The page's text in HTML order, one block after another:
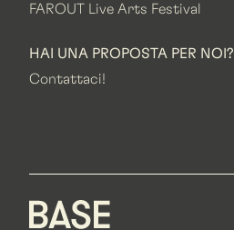
FAROUT Live Arts Festival
HAI UNA PROPOSTA PER NOI?
Contattaci!